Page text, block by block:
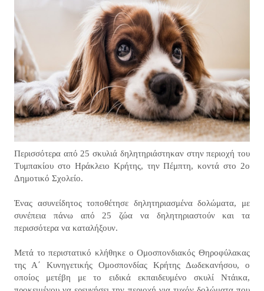
Περισσότερα από 25 σκυλιά δηλητηριάστηκαν στην περιοχή του
Τυμπακίου στο Ηράκλειο Κρήτης, την Πέμπτη, κοντά στο 2ο
Δημοτικό Σχολείο.
Ένας ασυνείδητος τοποθέτησε δηλητηριασμένα δολώματα, με
συνέπεια πάνω από 25 ζώα να δηλητηριαστούν και τα
περισσότερα να καταλήξουν.
Μετά το περιστατικό κλήθηκε ο Ομοσπονδιακός Θηροφύλακας
της Α΄ Κυνηγετικής Ομοσπονδίας Κρήτης Δωδεκανήσου, ο
οποίος μετέβη με το ειδικά εκπαιδευμένο σκυλί Ντάικα,